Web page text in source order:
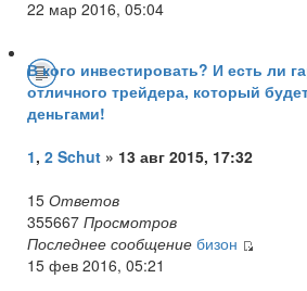
22 мар 2016, 05:04
В кого инвестировать? И есть ли
отличного трейдера, который
деньгами!
1, 2 Schut » 13 авг 2015, 17:32
15 Ответов
355667 Просмотров
Последнее сообщение бизон
15 фев 2016, 05:21